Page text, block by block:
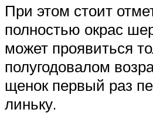
При этом стоит
полностью окрас
может проявиться
полугодовалом
щенок первый раз
линьку.